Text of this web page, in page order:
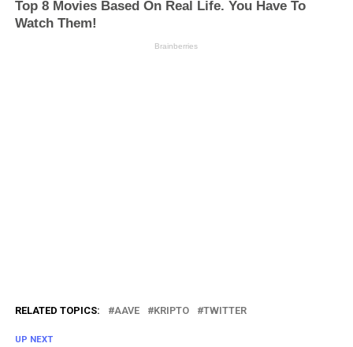
RELATED TOPICS: AAVE KRIPTO TWITTER
UP NEXT